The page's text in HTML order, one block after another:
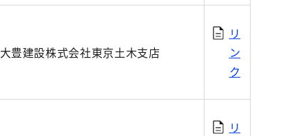
大豊建設株式会社東京土木支店
リ
ン
ク
リ